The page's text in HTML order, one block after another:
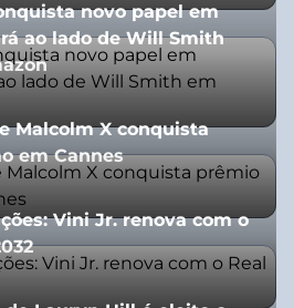
novo papel em
ao lado de Will Smith
Malcolm X conquista
em Cannes
Vini Jr. renova com o